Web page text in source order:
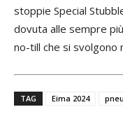
stoppie Special
dovuta alle sempre
no-till che si svolgono
TAG Eima 2024